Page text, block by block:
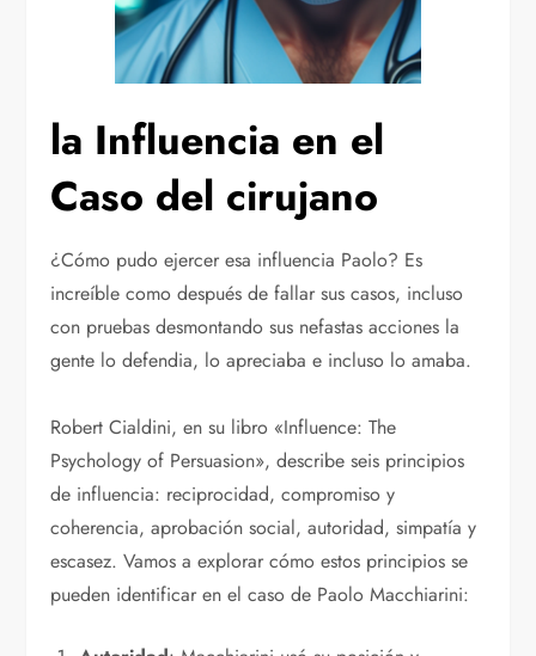
la Influencia en el
Caso del cirujano
¿Cómo pudo ejercer esa influencia Paolo? Es
increíble como después de fallar sus casos, incluso
con pruebas desmontando sus nefastas acciones la
gente lo defendia, lo apreciaba e incluso lo amaba.
Robert Cialdini, en su libro «Influence: The
Psychology of Persuasion», describe seis principios
de influencia: reciprocidad, compromiso y
coherencia, aprobación social, autoridad, simpatía y
escasez. Vamos a explorar cómo estos principios se
pueden identificar en el caso de Paolo Macchiarini: